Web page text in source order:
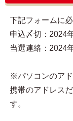
下記フォームに
申込〆切：2024
当選連絡：2024
※パソコンのアド
携帯のアドレス
す。